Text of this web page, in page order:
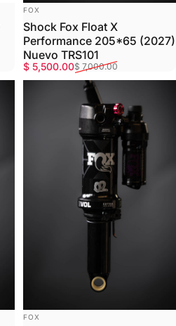
MARCA:
FOX
Shock Fox Float X
Performance 205*65 (2027)
Nuevo TRS101
Precio de oferta
$ 5,500.00
Precio habitual
$ 7,000.00
MARCA:
FOX